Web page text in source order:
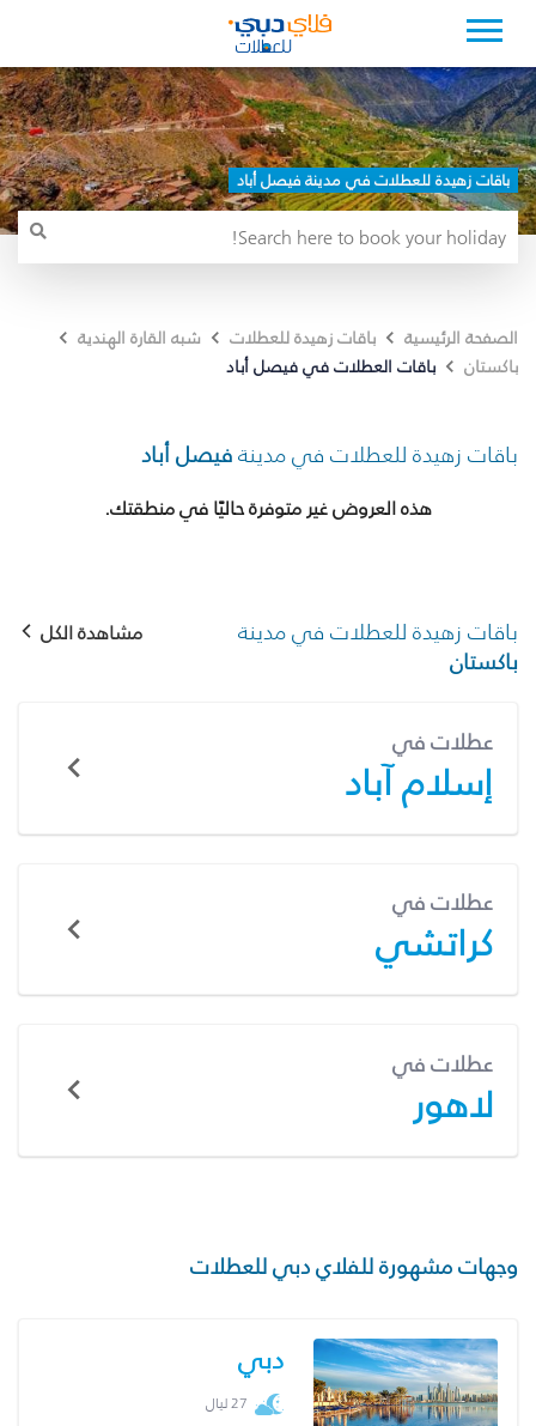
باقات زهيدة للعطلات في مدينة فيصل أباد
الصفحة الرئيسية باقات زهيدة للعطلات
شبه القارة الهندية
باكستان
باقات العطلات في فيصل أباد
باقات زهيدة للعطلات في مدينةفيصل أباد
هذه العروض غير متوفرة حاليًا في منطقتك.
باقات زهيدة للعطلات في مدينة
باكستان
مشاهدة الكل
عطلات في
إسلام آباد
عطلات في
كراتشي
عطلات في
لاهور
وجهات مشهورة للفلاي دبي للعطلات
دبي
27 ليال